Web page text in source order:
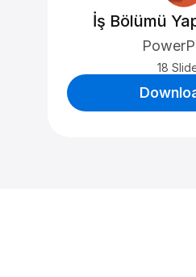
İş Bölümü
18